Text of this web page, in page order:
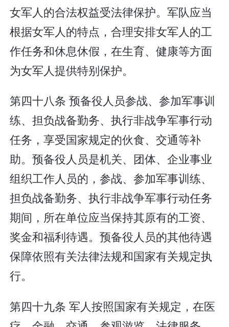
女军人的合法权益受法律保护。军队应当
根据女军人的特点，合理安排女军人的工
作任务和休息休假，在生育、健康等方面
为女军人提供特别保护。
第四十八条 预备役人员参战、参加军事训
练、担负战备勤务、执行非战争军事行动
任务，享受国家规定的伙食、交通等补
助。预备役人员是机关、团体、企业事业
组织工作人员的，参战、参加军事训练、
担负战备勤务、执行非战争军事行动任务
期间，所在单位应当保持其原有的工资、
奖金和福利待遇。预备役人员的其他待遇
保障依照有关法律法规和国家有关规定执
行。
第四十九条 军人按照国家有关规定，在医